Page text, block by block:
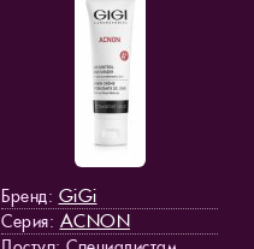
Бренд: GiGi
Серия: ACNON